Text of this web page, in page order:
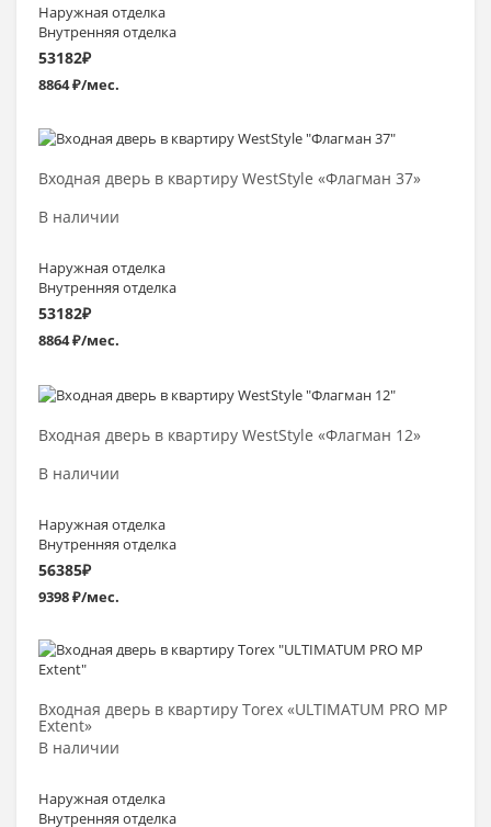
Наружная отделка
Внутренняя отделка
53182₽
8864 ₽/мес.
Входная дверь в квартиру WestStyle «Флагман 37»
В наличии
Наружная отделка
Внутренняя отделка
53182₽
8864 ₽/мес.
Выбрать >
Входная дверь в квартиру WestStyle «Флагман 12»
В наличии
Наружная отделка
Внутренняя отделка
56385₽
9398 ₽/мес.
Выбрать >
Входная дверь в квартиру Torex «ULTIMATUM PRO МP
Extent»
В наличии
Наружная отделка
Внутренняя отделка
Выбрать >